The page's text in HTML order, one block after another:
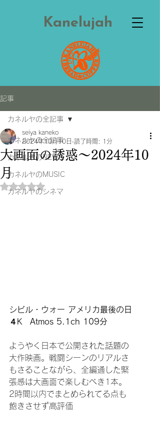
Kanelujah
記事
カネルヤの全記事
カネルヤのNEWS
カネルヤのMUSIC
カネルヤのシネマ
カネルヤの全記事
大画面の誘惑～2024年10
月
seiya kaneko
2024年10月10日 読了時間: 1分
5つ星のうちNaNと評価されています。
シビル・ウォー アメリカ最後の日
４K　Atmos 5.1ch 109分
ようやく日本で公開された話題の
大作映画。戦闘シーンのリアルさ
もさることながら、全編通した緊
張感は大画面で楽しむべき1本。
2時間以内でまとめられてる点も
飽きさせず高評価